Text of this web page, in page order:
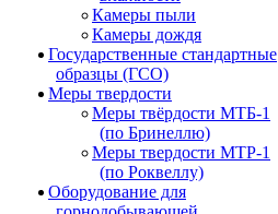
Камеры пыли
Камеры дождя
Государственные стандартные
образцы (ГСО)
Меры твердости
Меры твёрдости МТБ-1
(по Бринеллю)
Меры твердости МТР-1
(по Роквеллу)
Оборудование для